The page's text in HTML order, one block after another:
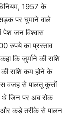
1957 के
सड़क पर घुमाने वाले
पेश जन विश्वास
रुपये का प्रस्ताव
कि जुर्माने की राशि
राशि कम होने के
वजह से पालतू कुत्तों
थे जिन पर अब रोक
और कड़े तरीके से पालन